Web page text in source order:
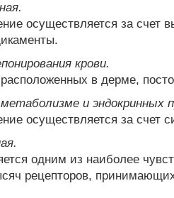
осуществляется за счет
крови.
в дерме,
и эндокринных
осуществляется за счет
одним из наиболее
рецепторов,